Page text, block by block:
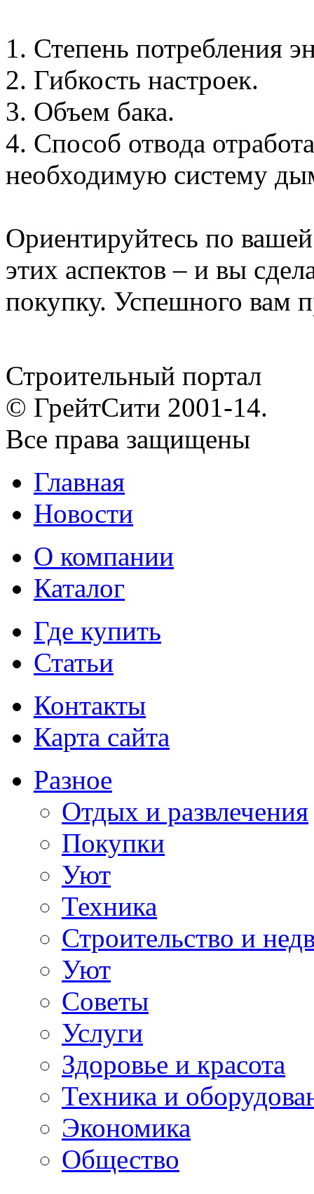
1. Степень потребления
2. Гибкость настроек.
3. Объем бака.
4. Способ отвода
необходимую систему
Ориентируйтесь по
этих аспектов – и вы
покупку. Успешного вам
Строительный портал
© ГрейтСити 2001-14.
Все права защищены
Главная
Новости
О компании
Каталог
Где купить
Статьи
Контакты
Карта сайта
Разное
Отдых и развлечения
Покупки
Уют
Техника
Строительство и
Уют
Советы
Услуги
Здоровье и красота
Техника и
Экономика
Общество